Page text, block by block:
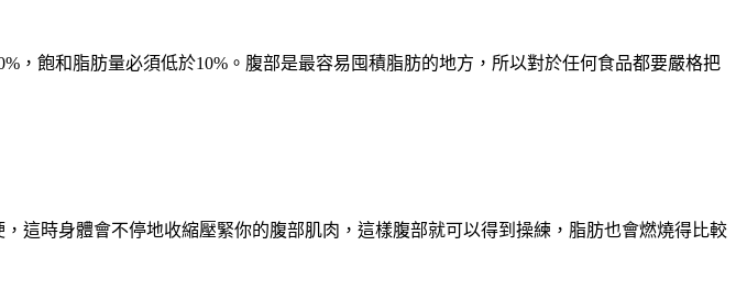
，飽和脂肪量必須低於10% 。腹部是最容易囤積脂肪的地方，所以對於任何食品都要嚴格把
這時身體會不停地收縮壓緊你的腹部肌肉，這樣腹部就可以得到操練，脂肪也會燃燒得比較